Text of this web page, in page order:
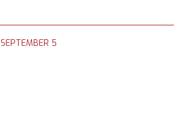
SEPTEMBER 5